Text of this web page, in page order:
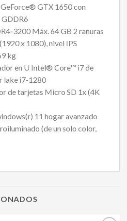
GTX 1650 con
3200 Máx. 64 GB 2 ranuras
x 1080), nivel IPS
kg
en U Intel® Core™ i7 de
lake i7-1280
de tarjetas Micro SD 1x (4K
11 hogar avanzado
(de un solo color,